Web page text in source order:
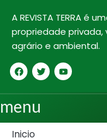
A REVISTA TERRA é
propriedade
agrário e ambiental.
F
a
c
e
b
o
k
T
w
i
t
Y
o
u
t
menu
Inicio